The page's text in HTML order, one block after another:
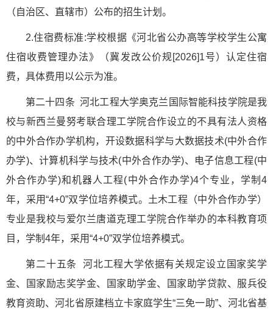
（自治区、直辖市）公布的招生计划。
2.住宿费标准:学校根据《河北省公办高等学校学生公寓
住宿收费管理办法》（冀发改公价规[2026]1号）认定住宿
费，具体费用以公示为准。
第二十四条 河北工程大学奥克兰国际智能科技学院是我
校与新西兰曼努考联合理工学院合作设立的不具有法人资格
的中外合作办学机构，开设数据科学与大数据技术(中外合作
办学)、计算机科学与技术(中外合作办学)、电子信息工程(中
外合作办学)和机器人工程(中外合作办学)4个专业，学制4
年，采用“4+0”双学位培养模式。土木工程（中外合作办学）
专业是我校与爱尔兰唐道克理工学院合作举办的本科教育项
目，学制4年，采用“4+0”双学位培养模式。
第二十五条 河北工程大学依据有关规定设立国家奖学
金、国家励志奖学金、国家助学金、国家助学贷款、服兵役
教育资助、河北省原建档立卡家庭学生“三免一助”、河北省基